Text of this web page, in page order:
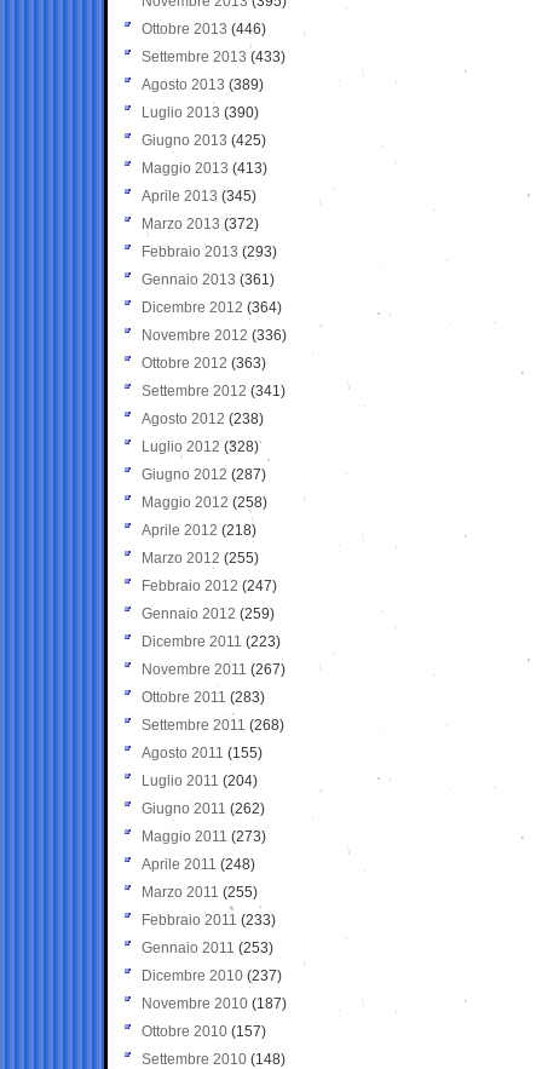
Ottobre 2013 (446)
Settembre 2013 (433)
Agosto 2013 (389)
Luglio 2013 (390)
Giugno 2013 (425)
Maggio 2013 (413)
Aprile 2013 (345)
Marzo 2013 (372)
Febbraio 2013 (293)
Gennaio 2013 (361)
Dicembre 2012 (364)
Novembre 2012 (336)
Ottobre 2012 (363)
Settembre 2012 (341)
Agosto 2012 (238)
Luglio 2012 (328)
Giugno 2012 (287)
Maggio 2012 (258)
Aprile 2012 (218)
Marzo 2012 (255)
Febbraio 2012 (247)
Gennaio 2012 (259)
Dicembre 2011 (223)
Novembre 2011 (267)
Ottobre 2011 (283)
Settembre 2011 (268)
Agosto 2011 (155)
Luglio 2011 (204)
Giugno 2011 (262)
Maggio 2011 (273)
Aprile 2011 (248)
Marzo 2011 (255)
Febbraio 2011 (233)
Gennaio 2011 (253)
Dicembre 2010 (237)
Novembre 2010 (187)
Ottobre 2010 (157)
Settembre 2010 (148)